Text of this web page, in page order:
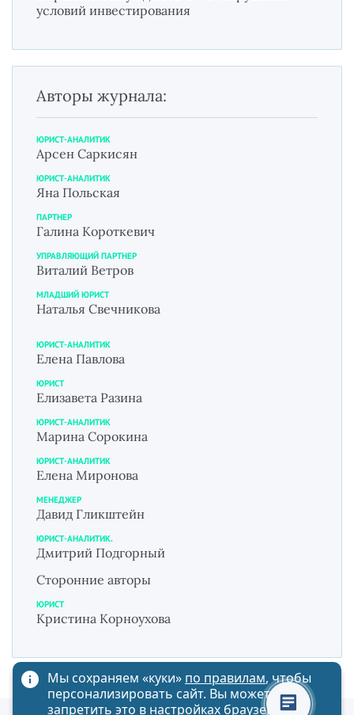
условий инвестирования
Авторы журнала:
ЮРИСТ-АНАЛИТИК
Арсен Саркисян
ЮРИСТ-АНАЛИТИК
Яна Польская
ПАРТНЕР
Галина Короткевич
УПРАВЛЯЮЩИЙ ПАРТНЕР
Виталий Ветров
МЛАДШИЙ ЮРИСТ
Наталья Свечникова
ЮРИСТ-АНАЛИТИК
Елена Павлова
ЮРИСТ
Елизавета Разина
ЮРИСТ-АНАЛИТИК
Марина Сорокина
ЮРИСТ-АНАЛИТИК
Елена Миронова
МЕНЕДЖЕР
Давид Гликштейн
ЮРИСТ-АНАЛИТИК.
Дмитрий Подгорный
Сторонние авторы
ЮРИСТ
Кристина Корноухова
Мы сохраняем «куки» по правилам, чтобы
персонализировать сайт. Вы можете
запретить это в настройках браузера